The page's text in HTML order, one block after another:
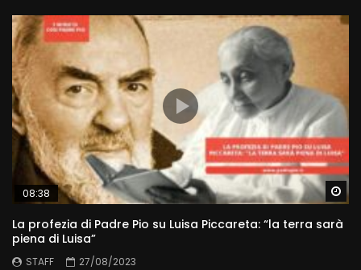
08:38
La profezia di Padre Pio su Luisa Piccareta: “la terra sarà
piena di Luisa”
STAFF
27/08/2023